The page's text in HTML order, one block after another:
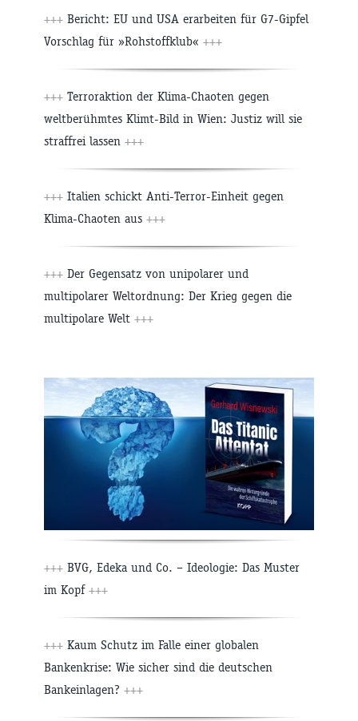
+++ Bericht: EU und USA erarbeiten für G7-Gipfel
Vorschlag für »Rohstoffklub« +++
+++ Terroraktion der Klima-Chaoten gegen
weltberühmtes Klimt-Bild in Wien: Justiz will sie
straffrei lassen +++
+++ Italien schickt Anti-Terror-Einheit gegen
Klima-Chaoten aus +++
+++ Der Gegensatz von unipolarer und
multipolarer Weltordnung: Der Krieg gegen die
multipolare Welt +++
+++ BVG, Edeka und Co. – Ideologie: Das Muster
im Kopf +++
+++ Kaum Schutz im Falle einer globalen
Bankenkrise: Wie sicher sind die deutschen
Bankeinlagen? +++